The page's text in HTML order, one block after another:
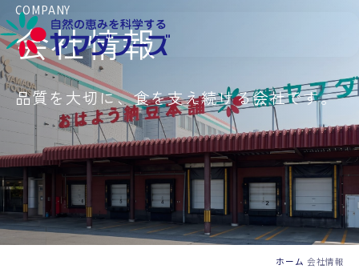
本文へ移動
COMPANY
会社情報
品質を大切に、食を支え続ける会社です。
ホーム 会社情報